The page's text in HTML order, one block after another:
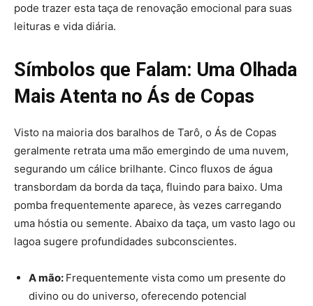
pode trazer esta taça de renovação emocional para suas
leituras e vida diária.
Símbolos que Falam: Uma Olhada
Mais Atenta no Ás de Copas
Visto na maioria dos baralhos de Tarô, o Ás de Copas
geralmente retrata uma mão emergindo de uma nuvem,
segurando um cálice brilhante. Cinco fluxos de água
transbordam da borda da taça, fluindo para baixo. Uma
pomba frequentemente aparece, às vezes carregando
uma hóstia ou semente. Abaixo da taça, um vasto lago ou
lagoa sugere profundidades subconscientes.
A mão: Frequentemente vista como um presente do
divino ou do universo, oferecendo potencial